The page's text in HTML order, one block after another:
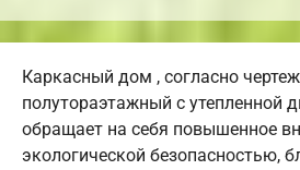
Каркасный дом , согласно
полутораэтажный с утепленной
обращает на себя повышенное
экологической безопасностью,